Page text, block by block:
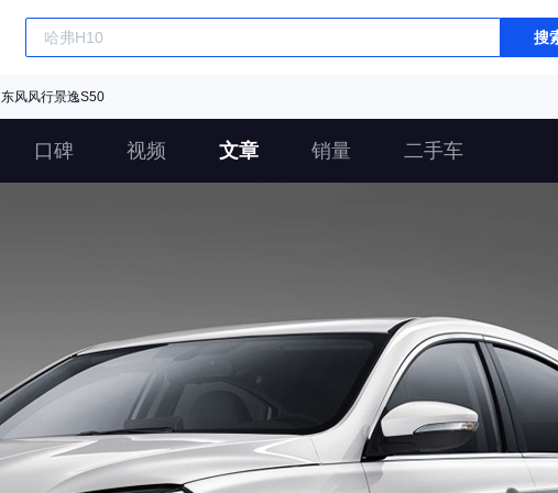
搜
东风风行景逸S50
口碑 视频 文章 销量 二手车